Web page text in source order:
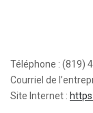
Téléphone : (819)
Courriel de
Site Internet :